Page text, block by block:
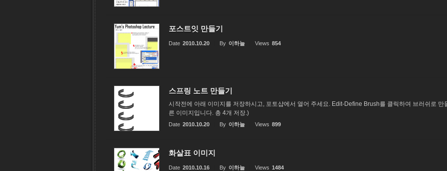
포스트잇 만들기
Date 2010.10.20 By 이하늘 Views 854
스프링 노트 만들기
시작전에 아래 이미지를 저장하시고, 포토샵에서 열어 주세요. Edit-Define Brush를 클릭하여 브러쉬로
른 이미지입니다. 총 4개 저장.)
Date 2010.10.20 By 이하늘 Views 899
화살표 이미지
Date 2010.10.16 By 이하늘 Views 1484